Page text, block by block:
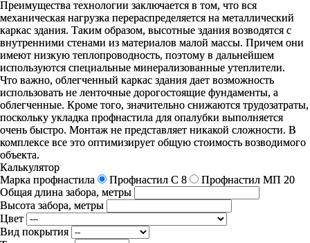
Преимущества технологии заключается в том, что вся
механическая нагрузка перераспределяется на металлический
каркас здания. Таким образом, высотные здания возводятся с
внутренними стенами из материалов малой массы. Причем они
имеют низкую теплопроводность, поэтому в дальнейшем
используются специальные минерализованные утеплители.
Что важно, облегченный каркас здания дает возможность
использовать не ленточные дорогостоящие фундаменты, а
облегченные. Кроме того, значительно снижаются трудозатраты,
поскольку укладка профнастила для опалубки выполняется
очень быстро. Монтаж не представляет никакой сложности. В
комплексе все это оптимизирует общую стоимость возводимого
объекта.
Калькулятор
Марка профнастила
Профнастил C 8
Профнастил МП 20
Общая длина забора, метры
Высота забора, метры
Цвет
Вид покрытия